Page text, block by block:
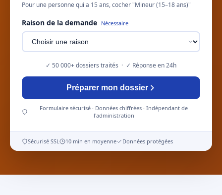
Pour une personne qui a 15 ans, cocher "Mineur (15–18 ans)"
Raison de la demande Nécessaire
✓ 50 000+ dossiers traités · ✓ Réponse en 24h
Préparer mon dossier
Formulaire sécurisé · Données chiffrées · Indépendant de
l'administration
Sécurisé SSL 10 min en moyenne Données protégées